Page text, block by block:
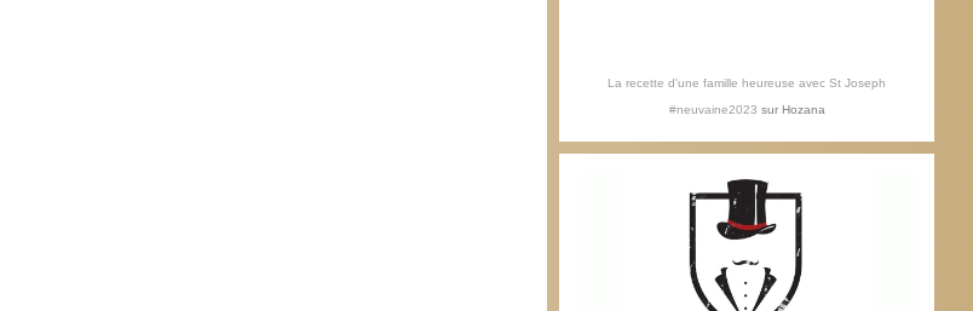
La recette d'une famille heureuse avec St Joseph
#neuvaine2023 sur Hozana